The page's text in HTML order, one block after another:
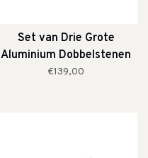
Set van Drie Grote
Aluminium Dobbelstenen
€139,00